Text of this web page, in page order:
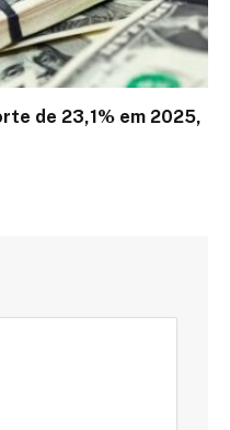
de 23,1% em 2025,